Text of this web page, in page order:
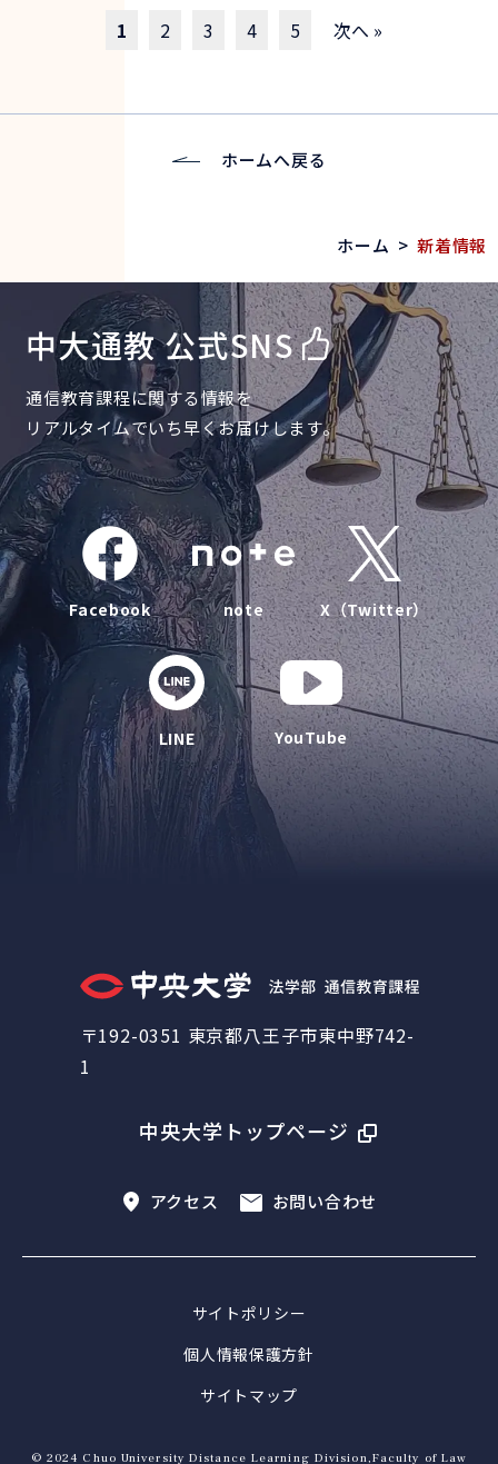
1 2 3 4 5 次へ »
ホームへ戻る
ホーム > 新着情報
中大通教 公式SNS
通信教育課程に関する情報を
リアルタイムでいち早くお届けします。
Facebook note X（Twitter）
LINE YouTube
〒192-0351 東京都八王子市東中野742-
1
中央大学トップページ
アクセス お問い合わせ
サイトポリシー
個人情報保護方針
サイトマップ
© 2024 Chuo University Distance Learning Division,Faculty of Law